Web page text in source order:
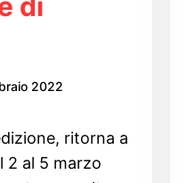
di
2022
ritorna a
2 al 5 marzo